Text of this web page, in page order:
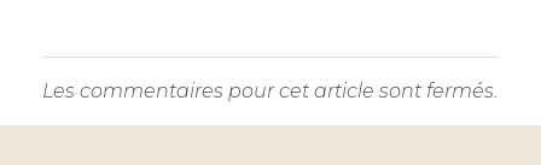
Les commentaires pour cet article sont fermés.